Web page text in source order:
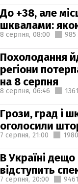
До +38, але
шквалами:
8 серпня, 08:00 985
Похолодання
регіони
на 8 серпня
8 серпня, 06:46 1361
Грози, град і
оголосили
7 серпня, 21:00 1980
В Україні
відступить
7 серпня, 20:00 9461